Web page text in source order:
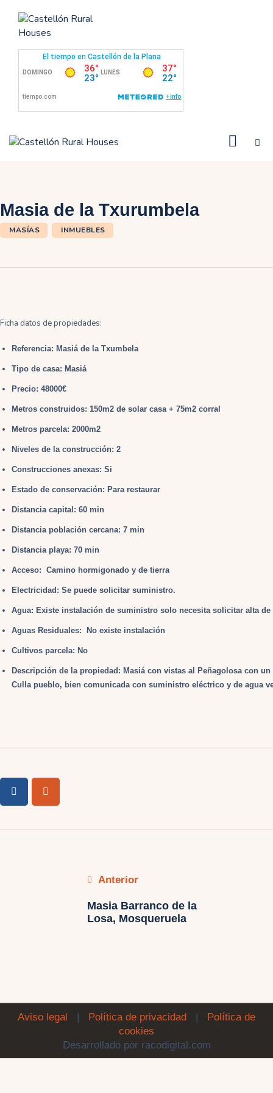
Inmuebles
Mercadillo
Proyectos
Contacto
Masia de la Txurumbela
MASÍAS INMUEBLES
Ficha datos de propiedades:
Referencia: Masiá de la Txumbela
Tipo de casa: Masiá
Precio: 48000€
Metros construidos: 150m2 de solar casa + 75m2 corral
Metros parcela: 2000m2
Niveles de la construcción: 2
Construcciones anexas: Si
Estado de conservación: Para restaurar
Distancia capital: 60 min
Distancia población cercana: 7 min
Distancia playa: 70 min
Acceso: Camino hormigonado y de tierra
Electricidad: Se puede solicitar suministro.
Agua: Existe instalación de suministro solo necesita solicitar alta
Aguas Residuales: No existe instalación
Cultivos parcela: No
Descripción de la propiedad: Masiá con vistas al Peñagolosa con
Culla pueblo, bien comunicada con suministro eléctrico y de agua
Anterior
Masia Barranco de la
Losa, Mosqueruela
Aviso legal | Política de privacidad | Política de
cookies
Desarrollado por racodigital.com